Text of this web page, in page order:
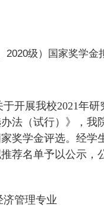
2020级）国家奖学金
于开展我校2021年
法（试行）》，我
奖学金评选。经学
荐名单予以公示，
济管理专业